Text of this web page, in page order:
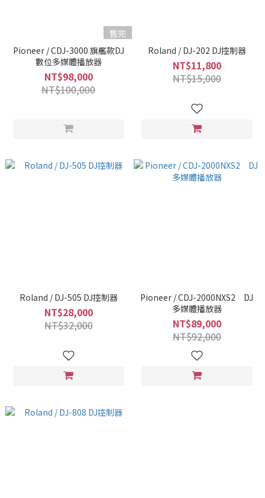
售完
Pioneer / CDJ-3000 旗艦款DJ
數位多媒體播放器
NT$98,000
NT$100,000
Roland / DJ-202 DJ控制器
NT$11,800
NT$15,000
Roland / DJ-505 DJ控制器
NT$28,000
NT$32,000
Pioneer / CDJ-2000NXS2 DJ
多媒體播放器
NT$89,000
NT$92,000